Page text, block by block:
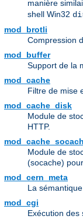
manière
shell Win32
mod_brotli
Compression
mod_buffer
Support de la
mod_cache
Filtre de mise
mod_cache_disk
Module de
HTTP.
Module de
(socache)
mod_cern_meta
La
mod_cgi
Exécution des